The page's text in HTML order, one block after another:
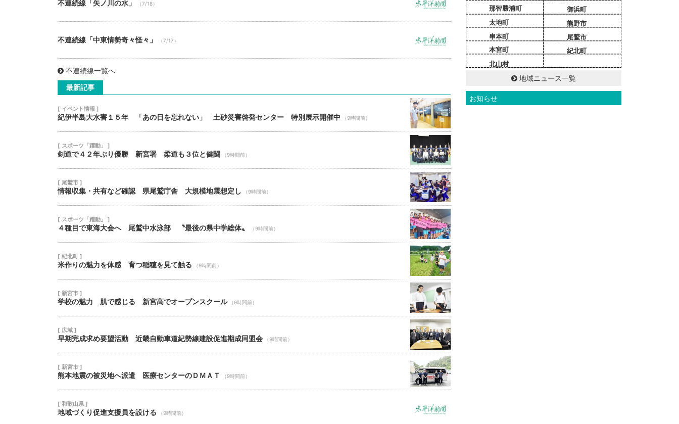
不連続線「矢ノ川の水」 （7/18）
不連続線「中東情勢奇々怪々」 （7/17）
不連続線一覧へ
最新記事
[ イベント情報 ]
紀伊半島大水害１５年 「あの日を忘れない」 土砂災害啓発センター 特別展示開催中 （9時間前）
[ スポーツ「躍動」 ]
剣道で４２年ぶり優勝 新宮署 柔道も３位と健闘 （9時間前）
[ 尾鷲市 ]
情報収集・共有など確認 県尾鷲庁舎 大規模地震想定し （9時間前）
[ スポーツ「躍動」 ]
４種目で東海大会へ 尾鷲中水泳部 〝最後の県中学総体〟 （9時間前）
[ 紀北町 ]
米作りの魅力を体感 育つ稲穂を見て触る （9時間前）
[ 新宮市 ]
学校の魅力 肌で感じる 新宮高でオープンスクール （9時間前）
[ 広域 ]
早期完成求め要望活動 近畿自動車道紀勢線建設促進期成同盟会 （9時間前）
[ 新宮市 ]
熊本地震の被災地へ派遣 医療センターのＤＭＡＴ （9時間前）
[ 和歌山県 ]
地域づくり促進支援員を設ける （9時間前）
那智勝浦町
太地町
串本町
本宮町
北山村
御浜町
熊野市
尾鷲市
紀北町
地域ニュース一覧
お知らせ